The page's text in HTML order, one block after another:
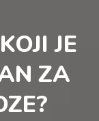
JE
ZA